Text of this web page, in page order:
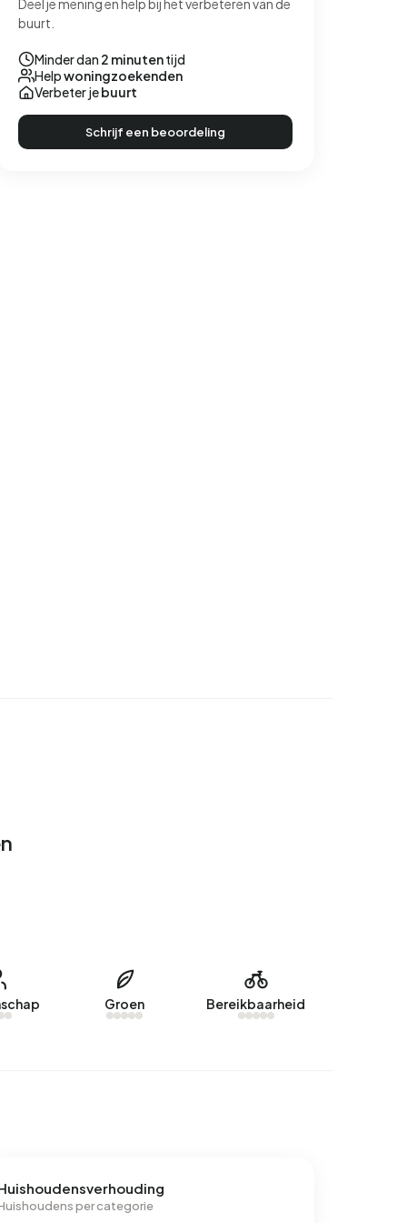
Deel je mening en help bij het verbeteren van de
buurt.
Minder dan 2 minutentijd
Helpwoningzoekenden
Verbeter jebuurt
Schrijf een beoordeling
Groen Bereikbaarheid
per categorie